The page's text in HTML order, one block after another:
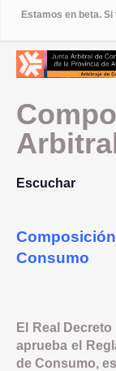
Estamos en beta.
Escuchar
Consumo
El Real
aprueba el
de Consumo,